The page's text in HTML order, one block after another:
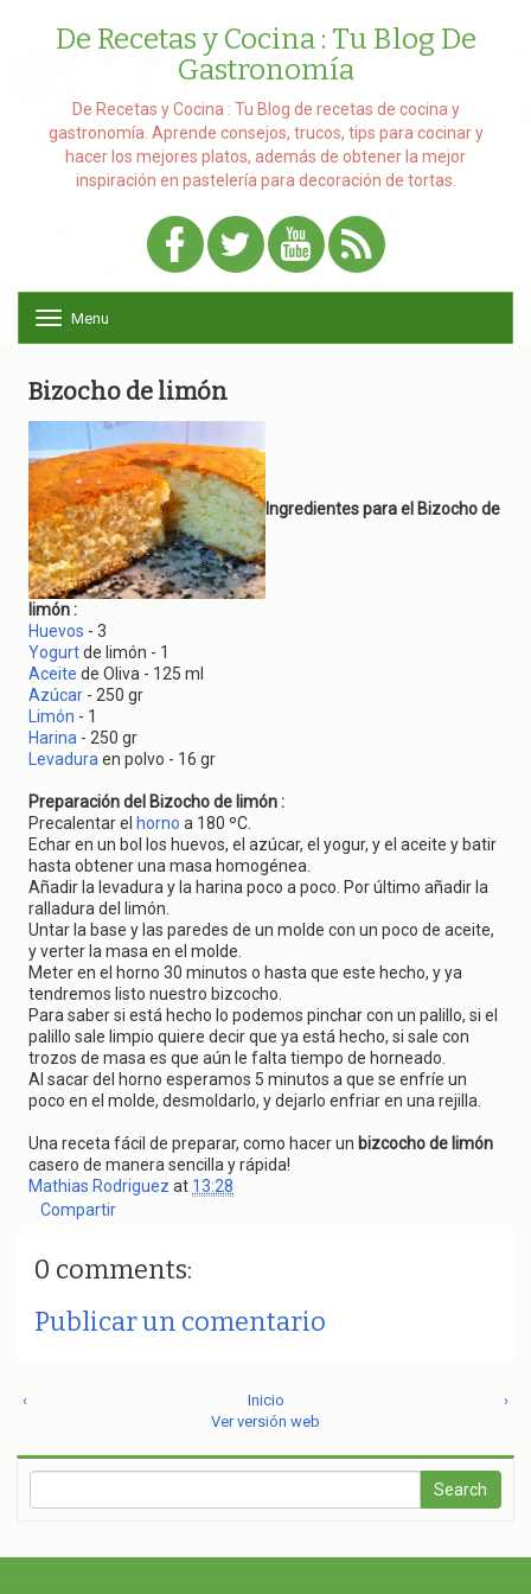
De Recetas y Cocina : Tu Blog De
Gastronomía
De Recetas y Cocina : Tu Blog de recetas de cocina y
gastronomía. Aprende consejos, trucos, tips para cocinar y
hacer los mejores platos, además de obtener la mejor
inspiración en pastelería para decoración de tortas.
o
a
v
i
g
a
t
i
Menu
Bizocho de limón
Ingredientes para el Bizocho de
limón :
Huevos - 3
Yogurtde limón - 1
Aceite de Oliva - 125 ml
Azúcar - 250 gr
Limón - 1
Harina - 250 gr
Levadura en polvo - 16 gr
Preparación del Bizocho de limón :
Precalentar el horno a 180 ºC.
Echar en un bol los huevos, el azúcar, el yogur, y el aceite y batir
hasta obtener una masa homogénea.
Añadir la levadura y la harina poco a poco. Por último añadir la
ralladura del limón.
Untar la base y las paredes de un molde con un poco de aceite,
y verter la masa en el molde.
Meter en el horno 30 minutos o hasta que este hecho, y ya
tendremos listo nuestro bizcocho.
Para saber si está hecho lo podemos pinchar con un palillo, si el
palillo sale limpio quiere decir que ya está hecho, si sale con
trozos de masa es que aún le falta tiempo de horneado.
Al sacar del horno esperamos 5 minutos a que se enfríe un
poco en el molde, desmoldarlo, y dejarlo enfriar en una rejilla.
Una receta fácil de preparar, como hacer un bizcocho de limón
casero de manera sencilla y rápida!
Mathias Rodriguez at 13:28
Compartir
0 comments:
Publicar un comentario
‹ ›
Inicio
Ver versión web